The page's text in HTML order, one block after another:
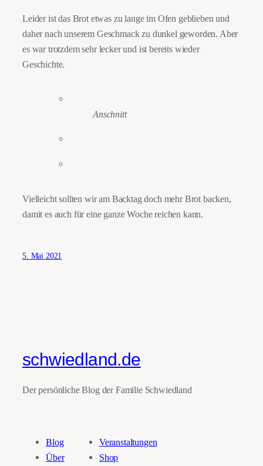
Leider ist das Brot etwas zu lange im Ofen geblieben und
daher nach unserem Geschmack zu dunkel geworden. Aber
es war trotzdem sehr lecker und ist bereits wieder
Geschichte.
Anschnitt
Vielleicht sollten wir am Backtag doch mehr Brot backen,
damit es auch für eine ganze Woche reichen kann.
5. Mai 2021
schwiedland.de
Der persönliche Blog der Familie Schwiedland
Blog
Über
Veranstaltungen
Shop